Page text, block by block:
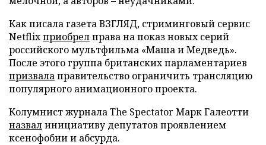
Как писала газета ВЗГЛЯД, стриминговый сервис
Netflixприобрелправа на показ новых серий
российского мультфильма «Маша и Медведь».
После этого группа британских парламентариев
призвалаправительство ограничить трансляцию
популярного анимационного проекта.
Колумнист журнала The Spectator Марк Галеотти
назвалинициативу депутатов проявлением
ксенофобии и абсурда.